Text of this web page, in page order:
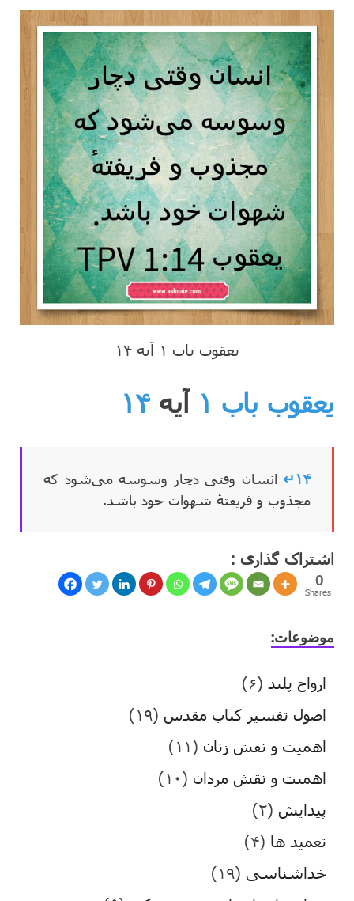
یعقوب باب ۱ آیه ۱۴
یعقوب باب ۱ آیه۱۴
۱۴↵
انسان وقتی دچار وسوسه می‌شود که
مجذوب و فریفتهٔ شهوات خود باشد.
اشتراک گذاری :
0
Shares
موضوعات:
ارواح پلید (۶)
اصول تفسیر کتاب مقدس (۱۹)
اهمیت و نقش زنان (۱۱)
اهمیت و نقش مردان (۱۰)
پیدایش (۲)
تعمید ها (۴)
خداشناسی (۱۹)